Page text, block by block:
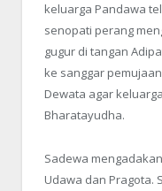
keluarga Pandawa
senopati perang
gugur di tangan
ke sanggar
Dewata agar
Bharatayudha.
Sadewa
Udawa dan Pragota.